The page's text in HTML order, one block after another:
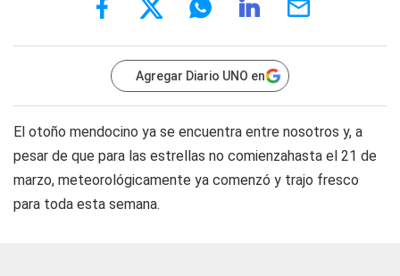
Agregar Diario UNO en
El otoño mendocino ya se encuentra entre nosotros y, a
pesar de que para las estrellas no comienzahasta el 21 de
marzo, meteorológicamente ya comenzó y trajo fresco
para toda esta semana.